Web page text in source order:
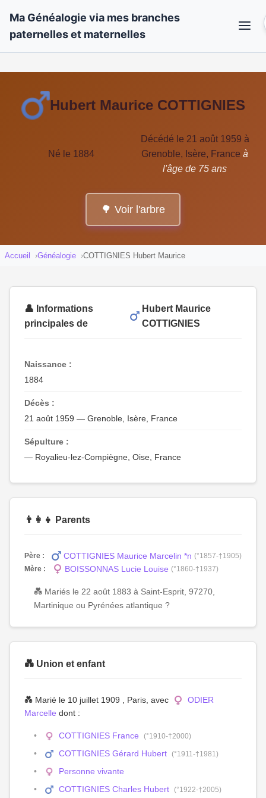
Ma Généalogie via mes branches
paternelles et maternelles
Hubert Maurice COTTIGNIES
Né le 1884
Décédé le 21 août 1959 à
Grenoble, Isère, France à
l'âge de 75 ans
🌳 Voir l'arbre
Accueil Généalogie COTTIGNIES Hubert Maurice
👤 Informations
principales de
Hubert Maurice
COTTIGNIES
Naissance :
1884
Décès :
21 août 1959 — Grenoble, Isère, France
Sépulture :
— Royalieu-lez-Compiègne, Oise, France
👨‍👩‍👧 Parents
Père : COTTIGNIES Maurice Marcelin *n (°1857-†1905)
Mère :
BOISSONNAS Lucie Louise (°1860-†1937)
💑 Mariés le 22 août 1883 à Saint-Esprit, 97270,
Martinique ou Pyrénées atlantique ?
💑 Union et enfant
💑 Marié le 10 juillet 1909 , Paris, avec
ODIER
Marcelle dont :
COTTIGNIES France (°1910-†2000)
COTTIGNIES Gérard Hubert (°1911-†1981)
Personne vivante
COTTIGNIES Charles Hubert (°1922-†2005)